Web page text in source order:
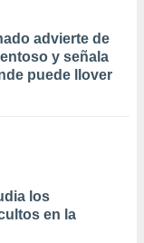
advierte de
y señala
puede llover
los
en la